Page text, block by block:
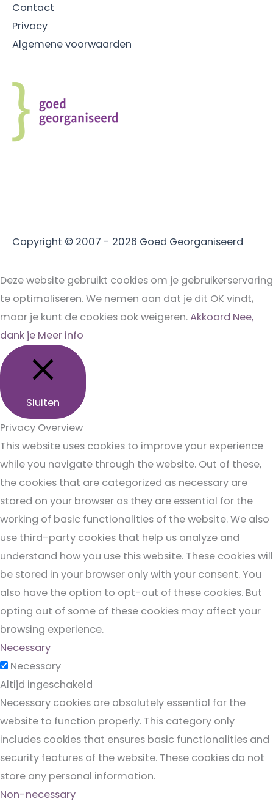
Contact
Privacy
Algemene voorwaarden
Copyright © 2007 - 2026 Goed Georganiseerd
Deze website gebruikt cookies om je gebruikerservaring
te optimaliseren. We nemen aan dat je dit OK vindt,
maar je kunt de cookies ook weigeren.Akkoord Nee,
dank je Meer info
Sluiten
Privacy Overview
This website uses cookies to improve your experience
while you navigate through the website. Out of these,
the cookies that are categorized as necessary are
stored on your browser as they are essential for the
working of basic functionalities of the website. We also
use third-party cookies that help us analyze and
understand how you use this website. These cookies will
be stored in your browser only with your consent. You
also have the option to opt-out of these cookies. But
opting out of some of these cookies may affect your
browsing experience.
Necessary
Necessary
Altijd ingeschakeld
Necessary cookies are absolutely essential for the
website to function properly. This category only
includes cookies that ensures basic functionalities and
security features of the website. These cookies do not
store any personal information.
Non-necessary